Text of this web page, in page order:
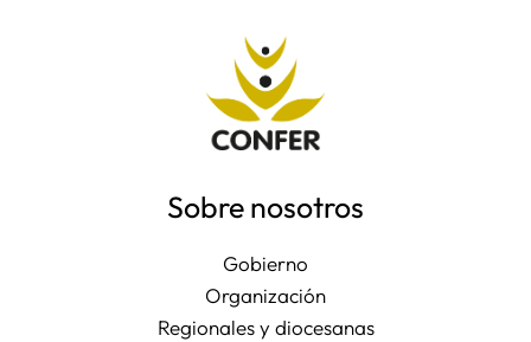
Sobre nosotros
Gobierno
Organización
Regionales y diocesanas